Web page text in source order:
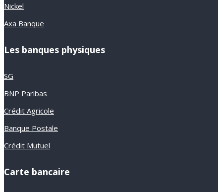
Nickel
Axa Banque
Les banques physiques
SG
BNP Paribas
Crédit Agricole
Banque Postale
Crédit Mutuel
Carte bancaire